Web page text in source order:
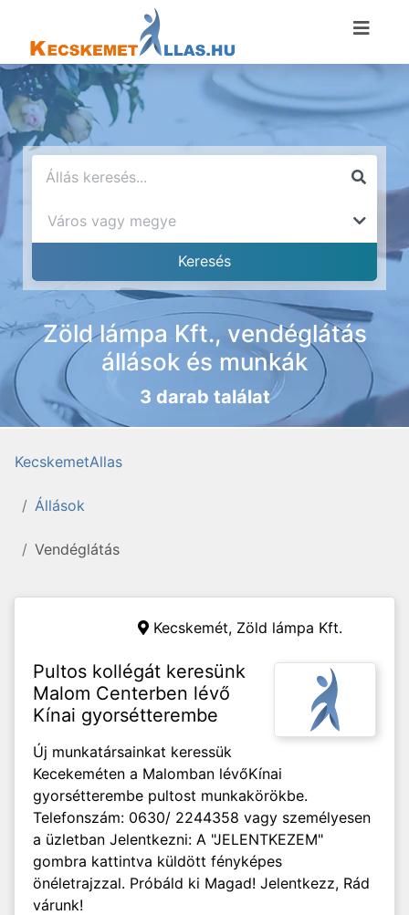
Zöld lámpa Kft., vendéglátás
állások és munkák
3 darab találat
KecskemetAllas
Állások
Vendéglátás
Kecskemét, Zöld lámpa Kft.
Pultos kollégát keresünk
Malom Centerben lévő
Kínai gyorsétterembe
Új munkatársainkat keressük
Kecekeméten a Malomban lévőKínai
gyorsétterembe pultost munkakörökbe.
Telefonszám: 0630/ 2244358 vagy személyesen
a üzletban Jelentkezni: A "JELENTKEZEM"
gombra kattintva küldött fényképes
önéletrajzzal. Próbáld ki Magad! Jelentkezz, Rád
várunk!